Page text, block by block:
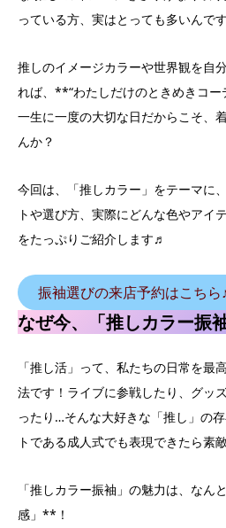
っている方、実はとっても多いんです
推しのイメージカラーや世界観を自
れば、**“わたしだけのときめきコー
一生に一度の大切な日だからこそ、
んか？
今回は、「推しカラー」をテーマに
トや選び方、実際にどんな色やアイ
をたっぷりご紹介します♬
振袖選びの来店予約はこちら
なぜ今、「推しカラー振
「推し活」って、私たちの日常を最
法です！ライブに参戦したり、グッ
ったり…そんな大好きな「推し」の
トである成人式でも表現できたら素
「推しカラー振袖」の魅力は、な
感」**！